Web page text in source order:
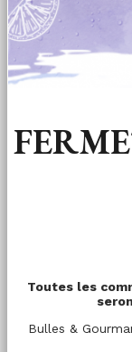
Toutes les
Bulles &